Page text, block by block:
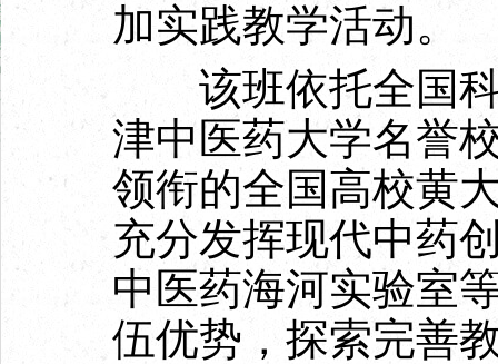
加实践教学活动。
该班依托全国科
津中医药大学名誉
领衔的全国高校黄
充分发挥现代中药
中医药海河实验室
伍优势，探索完善